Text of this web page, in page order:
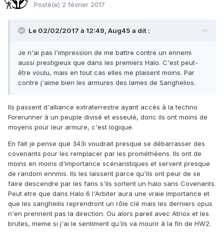
Posté(e) 2 février 2017
Le 02/02/2017 à 12:49, Aug45 a dit :
Je n'ai pas l'impression de me battre contre un ennemi
aussi prestigieux que dans les premiers Halo. C'est peut-
être voulu, mais en tout cas elles me plaisent moins. Par
contre j'aime bien les armures des lames de Sanghelios.
Ils passent d'alliance extraterrestre ayant accès à la techno
Forerunner à un peuple divisé et esseulé, donc ils ont moins de
moyens pour leur armure, c'est logique.
En fait je pense que 343i voudrait presque se débarrasser des
covenants pour les remplacer par les prométhéens. Ils ont de
moins en moins d'importance scénaristiques et servent presque
de random ennmis. Ils les laissent parce qu'ils ont peur de se
faire descendre par les fans s'ils sortent un halo sans Covenants.
Peut etre que dans Halo 6 l'Arbiter aura une vraie importance et
que les sangheilis reprendront un rôle clé mais les derniers opus
n'en prennent pas la direction. Ou alors pareil avec Atriox et les
brutes, meme si j'ai le sentiment qu'ils va mourir à la fin de HW2.